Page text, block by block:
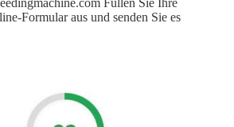
Formular aus und senden Sie es